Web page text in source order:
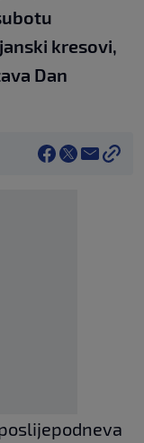
kresovi,
Dan